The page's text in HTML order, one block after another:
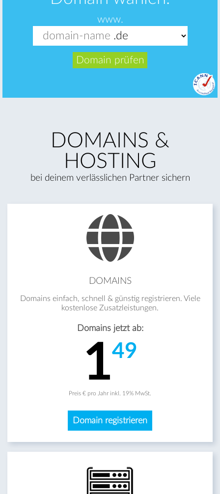
www.
Domain prüfen
DOMAINS &
HOSTING
bei deinem verlässlichen Partner sichern
DOMAINS
Domains einfach, schnell & günstig registrieren. Viele
kostenlose Zusatzleistungen.
Domains jetzt ab:
149
Preis € pro Jahr inkl. 19% MwSt.
Domain registrieren